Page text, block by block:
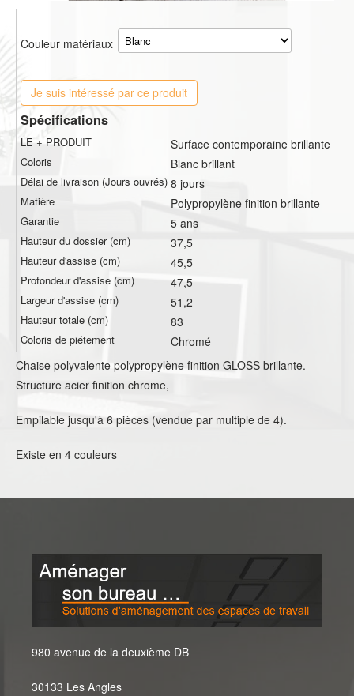
Couleur matériaux
Je suis intéressé par ce produit
Spécifications
LE + PRODUIT Surface contemporaine brillante
Coloris Blanc brillant
Délai de livraison (Jours ouvrés) 8 jours
Matière Polypropylène finition brillante
Garantie 5 ans
Hauteur du dossier (cm) 37,5
Hauteur d'assise (cm) 45,5
Profondeur d'assise (cm) 47,5
Largeur d'assise (cm) 51,2
Hauteur totale (cm) 83
Coloris de piétement
Chromé
Chaise polyvalente polypropylène finition GLOSS brillante.
Structure acier finition chrome,
Empilable jusqu'à 6 pièces (vendue par multiple de 4).
Existe en 4 couleurs
980 avenue de la deuxième DB
30133 Les Angles